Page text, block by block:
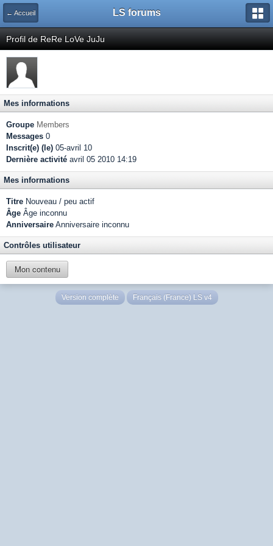
← Accueil LS forums
Profil de ReRe LoVe JuJu
Mes informations
Groupe Members
Messages 0
Inscrit(e) (le) 05-avril 10
Dernière activité avril 05 2010 14:19
Mes informations
Titre Nouveau / peu actif
Âge Âge inconnu
Anniversaire Anniversaire inconnu
Contrôles utilisateur
Mon contenu
Version complète Français (France) LS v4